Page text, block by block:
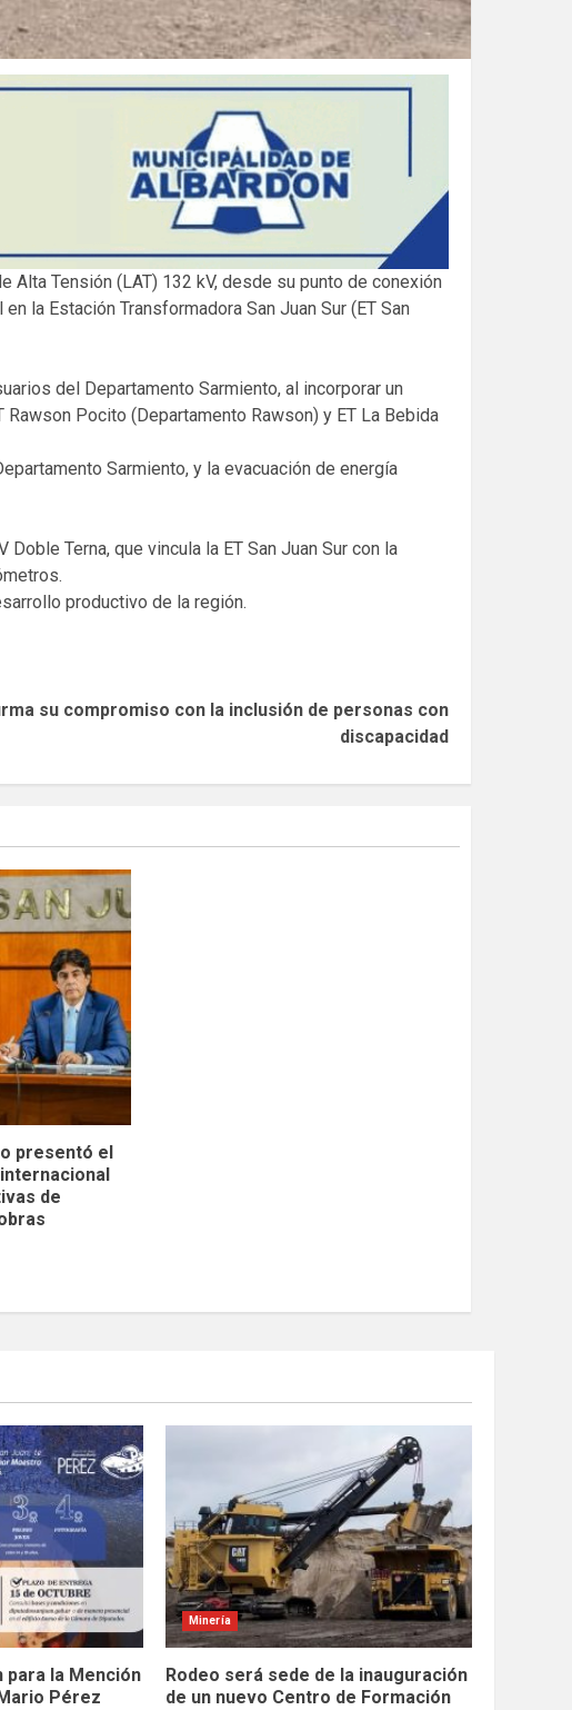
Tensión (LAT) 132 kV, desde su punto de conexión
la Estación Transformadora San Juan Sur (ET San
del Departamento Sarmiento, al incorporar un
Pocito (Departamento Rawson) y ET La Bebida
Sarmiento, y la evacuación de energía
Terna, que vincula la ET San Juan Sur con la
productivo de la región.
su compromiso con la inclusión de personas con
discapacidad
presentó el
de
para la Mención
Pérez
Minería
Rodeo será sede de la inauguración
de un nuevo Centro de Formación